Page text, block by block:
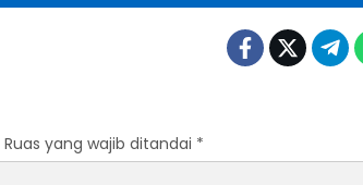
Ruas yang wajib ditandai *